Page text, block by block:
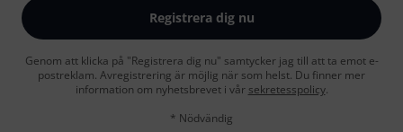
Registrera dig nu
Genom att klicka på "Registrera dig nu" samtycker jag till att ta emot e-
postreklam. Avregistrering är möjlig när som helst. Du finner mer
information om nyhetsbrevet i vår sekretesspolicy.
* Nödvändig